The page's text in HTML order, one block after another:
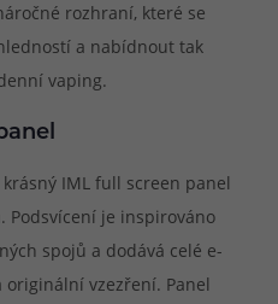
rozhraní, které se
a nabídnout tak
vaping.
IML full screen panel
Podsvícení je inspirováno
spojů a dodává celé e-
vzezření. Panel